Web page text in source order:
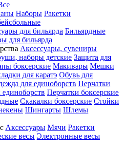
Наборы Ракетки
для бильярда Бильярдные
для бильярда
Аксессуары, сувениры
наборы детские Защита для
боксерские Макивары Мешки
для каратэ Обувь для
для единоборств Перчатки
Перчатки боксерские
Скакалки боксерские Стойки
Шингарты Шлемы
Аксессуары Мячи Ракетки
весы Электронные весы